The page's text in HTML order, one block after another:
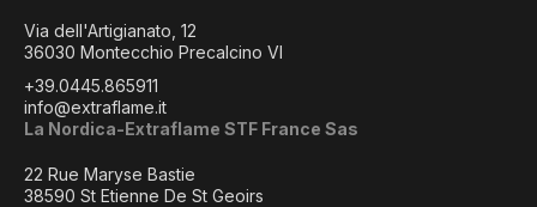
Via dell'Artigianato, 12
36030 Montecchio Precalcino VI
+39.0445.865911
info@extraflame.it
La Nordica-Extraflame STF France Sas
22 Rue Maryse Bastie
38590 St Etienne De St Geoirs